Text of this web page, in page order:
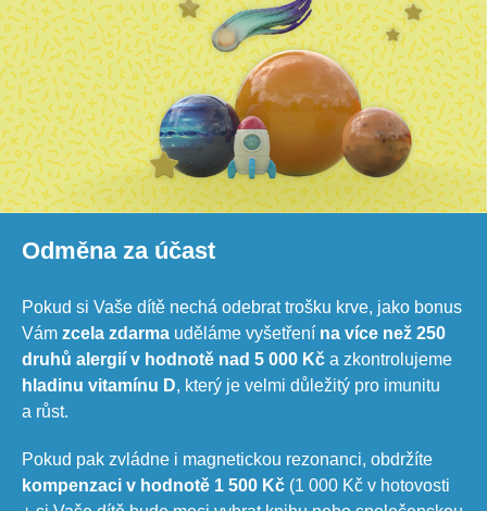
Odměna za účast
Pokud si Vaše dítě nechá odebrat trošku krve, jako bonus
Vám zcela zdarma uděláme vyšetření na více než 250
druhů alergií v hodnotě nad 5 000 Kč a zkontrolujeme
hladinu vitamínu D, který je velmi důležitý pro imunitu
a růst.
Pokud pak zvládne i magnetickou rezonanci, obdržíte
kompenzaci v hodnotě 1 500 Kč (1 000 Kč v hotovosti